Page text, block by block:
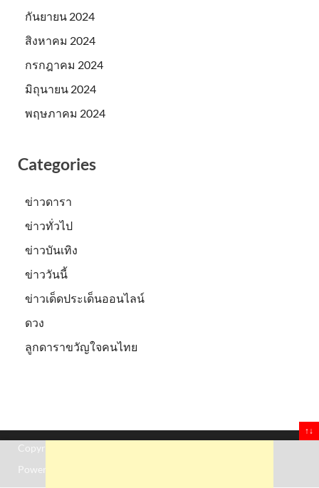
กันยายน 2024
สิงหาคม 2024
กรกฎาคม 2024
มิถุนายน 2024
พฤษภาคม 2024
Categories
ข่าวดารา
ข่าวทั่วไป
ข่าวบันเทิง
ข่าววันนี้
ข่าวเด็ดประเด็นออนไลน์
ดวง
ลูกดาราขวัญใจคนไทย
Copyright © 2026
Powered by
↑↓